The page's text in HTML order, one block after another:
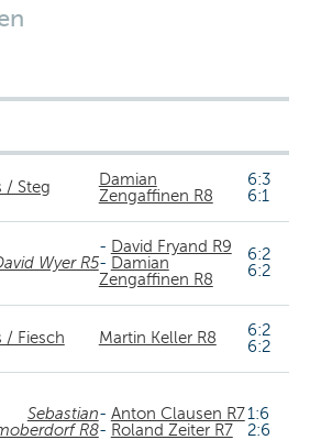
/ Steg
Damian
Zengaffinen R8
6:3
6:1
Wyer R5
- David Fryand R9
- Damian
Zengaffinen R8
6:2
6:2
/ Fiesch Martin Keller R8
6:2
6:2
Sebastian
R8
- Anton Clausen R7
- Roland Zeiter R7
1:6
2:6